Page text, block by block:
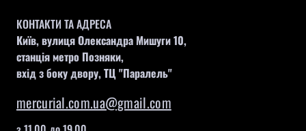
КОНТАКТИ ТА АДРЕСА
Київ, вулиця Олександра Мишуги 10,
станція метро Позняки,
вхід з боку двору, ТЦ "Паралель"
mercurial.com.ua@gmail.com